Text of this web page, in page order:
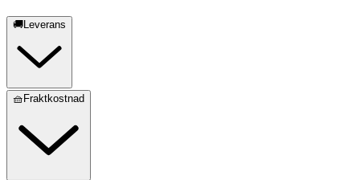
🚚Leverans
🧺Fraktkostnad